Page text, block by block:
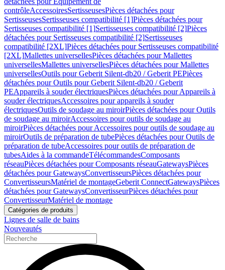
contrôleAccessoiresSertisseusesPièces détachées pour
SertisseusesSertisseuses compatibilité [1]Pièces détachées pour
Sertisseuses compatibilité [1]Sertisseuses compatibilité [2]Pièces
détachées pour Sertisseuses compatibilité [2]Sertisseuses
compatibilité [2XL]Pièces détachées pour Sertisseuses compatibilité
[2XL]Mallettes universellesPièces détachées pour Mallettes
universellesMallettes universellesPièces détachées pour Mallettes
universellesOutils pour Geberit Silent-db20 / Geberit PEPièces
détachées pour Outils pour Geberit Silent-db20 / Geberit
PEAppareils à souder électriquesPièces détachées pour Appareils à
souder électriquesAccessoires pour appareils à souder
électriquesOutils de soudage au miroirPièces détachées pour Outils
de soudage au miroirAccessoires pour outils de soudage au
miroirPièces détachées pour Accessoires pour outils de soudage au
miroirOutils de préparation de tubePièces détachées pour Outils de
préparation de tubeAccessoires pour outils de préparation de
tubesAides à la commandeTélécommandesComposants
réseauPièces détachées pour Composants réseauGatewaysPièces
détachées pour GatewaysConvertisseursPièces détachées pour
ConvertisseursMatériel de montageGeberit ConnectGatewaysPièces
détachées pour GatewaysConvertisseurPièces détachées pour
ConvertisseurMatériel de montage
Catégories de produits
Lignes de salle de bains
Nouveautés